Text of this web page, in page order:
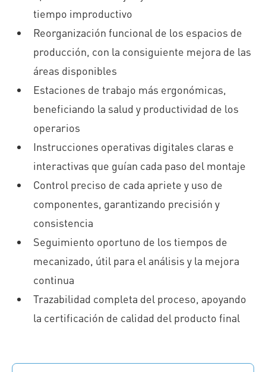
tiempo improductivo
Reorganización funcional de los espacios de
producción, con la consiguiente mejora de las
áreas disponibles
Estaciones de trabajo más ergonómicas,
beneficiando la salud y productividad de los
operarios
Instrucciones operativas digitales claras e
interactivas que guían cada paso del montaje
Control preciso de cada apriete y uso de
componentes, garantizando precisión y
consistencia
Seguimiento oportuno de los tiempos de
mecanizado, útil para el análisis y la mejora
continua
Trazabilidad completa del proceso, apoyando
la certificación de calidad del producto final